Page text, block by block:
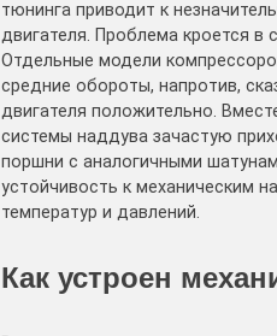
тюнинга приводит к
двигателя. Проблема кроется
Отдельные модели
средние обороты, напротив,
двигателя положительно.
системы наддува зачастую
поршни с аналогичными
устойчивость к механическим
температур и давлений.
Как устроен